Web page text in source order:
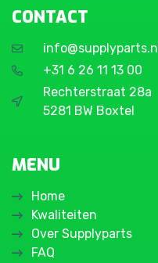
CONTACT
info@supplyparts.nl
+31 6 26 11 13 00
Rechterstraat 28a
5281 BW Boxtel
MENU
Home
Kwaliteiten
Over Supplyparts
FAQ